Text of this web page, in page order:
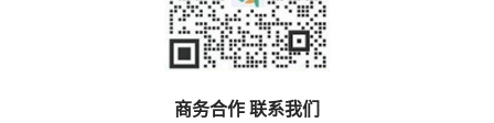
商务合作 联系我们